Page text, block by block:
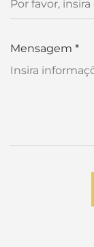
Mensagem *